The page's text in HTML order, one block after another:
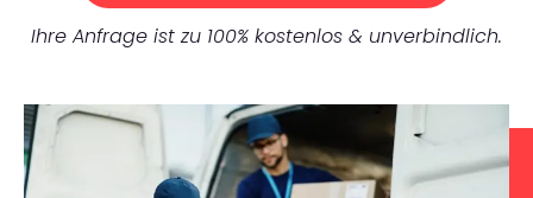
Ihre Anfrage ist zu 100% kostenlos & unverbindlich.